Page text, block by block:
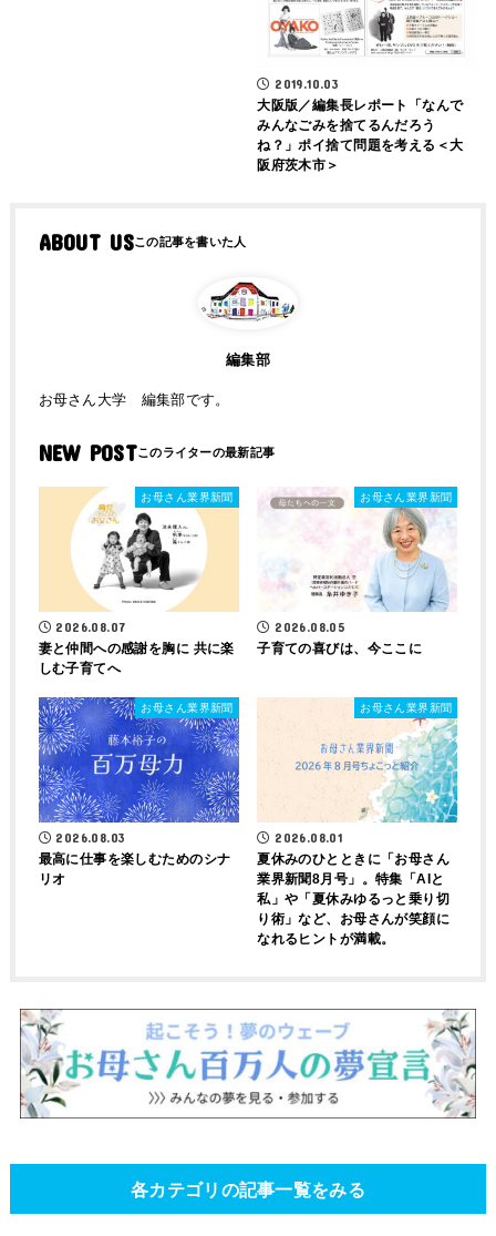
2019.10.03
大阪版／編集長レポート「なんで
みんなごみを捨てるんだろう
ね？」ポイ捨て問題を考える＜大
阪府茨木市＞
ABOUT US
編集部
お母さん大学 編集部です。
NEW POST
お母さん業界新聞
2026.08.07
妻と仲間への感謝を胸に 共に楽
しむ子育てへ
お母さん業界新聞
2026.08.05
子育ての喜びは、今ここに
お母さん業界新聞
2026.08.03
最高に仕事を楽しむためのシナ
リオ
お母さん業界新聞
2026.08.01
夏休みのひとときに「お母さん
業界新聞8月号」。特集「AIと
私」や「夏休みゆるっと乗り切
り術」など、お母さんが笑顔に
なれるヒントが満載。
各カテゴリの記事一覧をみる